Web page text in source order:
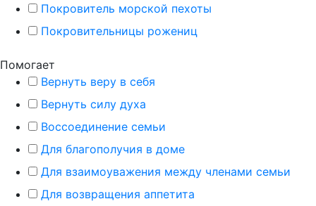
Покровитель морской пехоты
Покровительницы рожениц
Помогает
Вернуть веру в себя
Вернуть силу духа
Воссоединение семьи
Для благополучия в доме
Для взаимоуважения между членами семьи
Для возвращения аппетита